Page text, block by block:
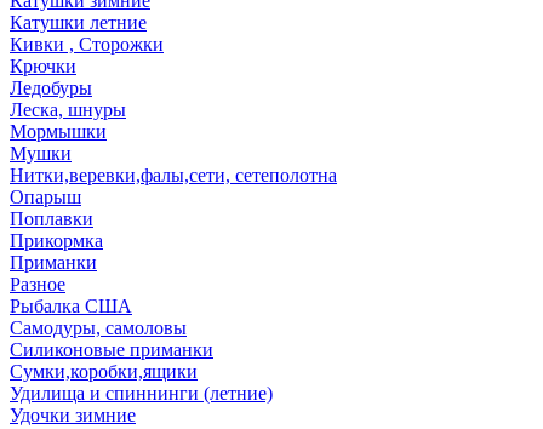
Катушки летние
Кивки , Сторожки
Крючки
Ледобуры
Леска, шнуры
Мормышки
Мушки
Нитки,веревки,фалы,сети, сетеполотна
Опарыш
Поплавки
Прикормка
Приманки
Разное
Рыбалка США
Самодуры, самоловы
Силиконовые приманки
Сумки,коробки,ящики
Удилища и спиннинги (летние)
Удочки зимние